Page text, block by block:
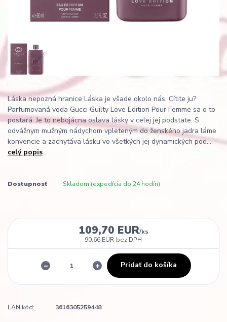
Láska nepozná hranice Láska je všade okolo nás. Cítite ju?
Parfumovaná voda Gucci Guilty Love Edition Pour Femme sa o to
postará. Je to nebojácna oslava lásky v celej jej podstate. S
odvážnym mužným nádychom vpleteným do ženského jadra láme
konvencie a zachytáva lásku vo všetkých jej dynamických pod...
celý popis
Dostupnosť Skladom (expedícia do 24 hodín)
109,70 EUR/ks
90,66 EUR bez DPH
Pridať do košíka
EAN kód: 3616305259448